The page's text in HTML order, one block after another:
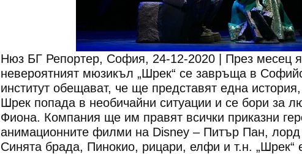
Нюз БГ Репортер, София, 24-12-2020 | През месец
невероятният мюзикъл „Шрек“ се завръща в
институт обещават, че ще представят една
Шрек попада в необичайни ситуации и се бори за
Фиона. Компания ще им правят всички приказни
анимационните филми на Disney – Питър Пан, лорд
Синята брада, Пинокио, рицари, елфи и т.н. „Шрек“